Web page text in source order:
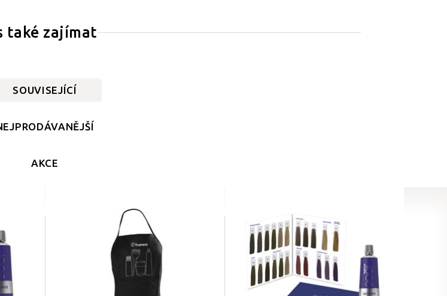
také zajímat
SOUVISEJÍCÍ
AKCE